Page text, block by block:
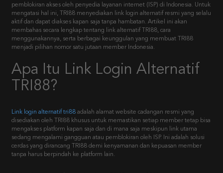
pemblokiran akses oleh penyedia layanan internet (ISP) di Indonesia. Untuk
mengatasi hal ini, TRI88 menyediakan link login alternatif resmi yang selalu
aktif dan dapat diakses kapan saja tanpa hambatan. Artikel ini akan
membahas secara lengkap tentang link alternatif TRI88, cara
menggunakannya, serta berbagai keunggulan yang membuat TRI88
menjadi pilihan nomor satu jutaan member Indonesia.
Apa Itu Link Login Alternatif
TRI88?
Link login alternatif tri88 adalah alamat website cadangan resmi yang
disediakan oleh TRI88 khusus untuk memastikan setiap member tetap bisa
mengakses platform kapan saja dan di mana saja meskipun link utama
sedang mengalami gangguan atau pemblokiran oleh ISP. Ini adalah solusi
cerdas yang dirancang TRI88 demi kenyamanan dan kepuasan member
tanpa harus berpindah ke platform lain.